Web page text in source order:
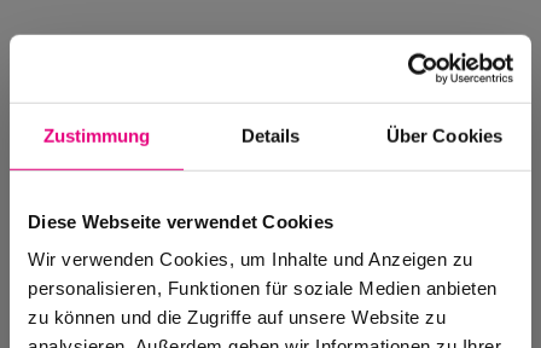
Zustimmung Details Über Cookies
Diese Webseite verwendet Cookies
Wir verwenden Cookies, um Inhalte und Anzeigen zu
personalisieren, Funktionen für soziale Medien anbieten
zu können und die Zugriffe auf unsere Website zu